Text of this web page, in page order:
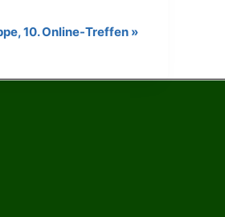
10. Online-Treffen »